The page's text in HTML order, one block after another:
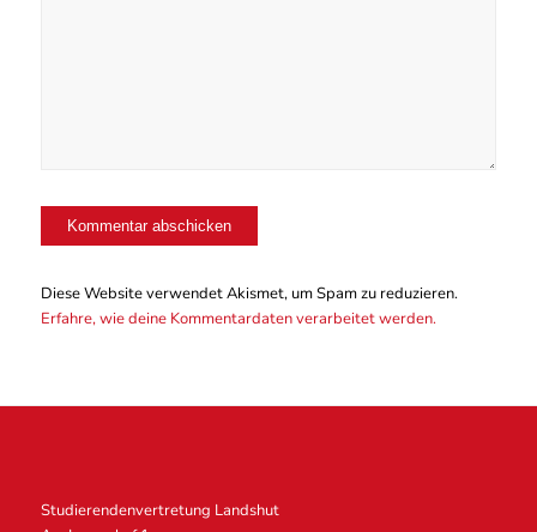
Diese Website verwendet Akismet, um Spam zu reduzieren.
Erfahre, wie deine Kommentardaten verarbeitet werden.
Studierendenvertretung Landshut